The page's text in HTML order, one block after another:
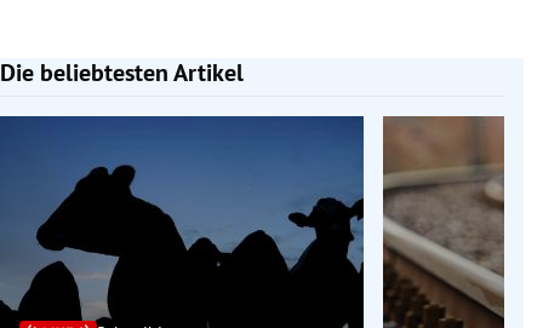
Die beliebtesten Artikel
Slide 1 von 7